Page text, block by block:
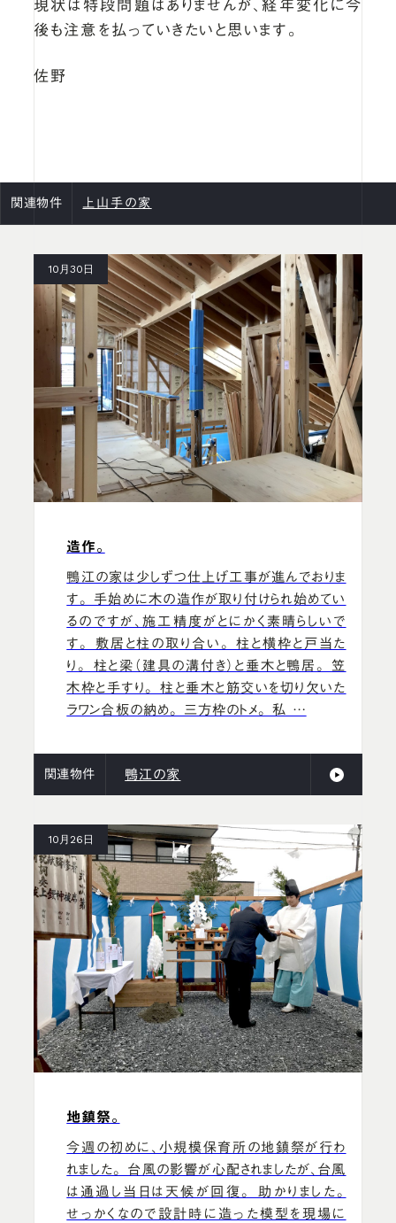
現状は特段問題はありませんが、経年変化に今
後も注意を払っていきたいと思います。
佐野
関連物件 上山手の家
10月30日
造作。
鴨江の家は少しずつ仕上げ工事が進んでおりま
す。 手始めに木の造作が取り付けられ始めてい
るのですが、施工精度がとにかく素晴らしいで
す。 敷居と柱の取り合い。 柱と横枠と戸当た
り。 柱と梁（建具の溝付き）と垂木と鴨居。 笠
木枠と手すり。 柱と垂木と筋交いを切り欠いた
ラワン合板の納め。 三方枠のトメ。 私 …
関連物件 鴨江の家
10月26日
地鎮祭。
今週の初めに、小規模保育所の地鎮祭が行わ
れました。 台風の影響が心配されましたが、台風
は通過し当日は天候が回復。 助かりました。
せっかくなので設計時に造った模型を現場に